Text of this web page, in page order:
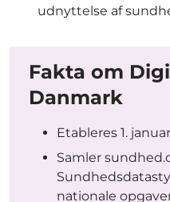
udnyttelse af
Fakta om
Danmark
Etableres 1.
Samler
nationale